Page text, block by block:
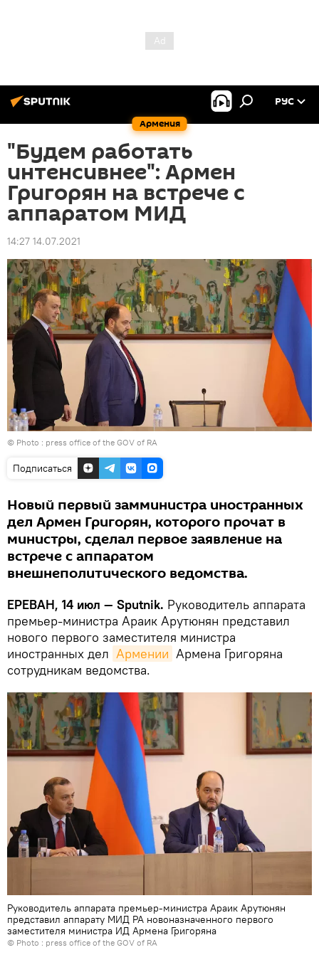
Армения
РУС
"Будем работать
интенсивнее": Армен
Григорян на встрече с
аппаратом МИД
14:27 14.07.2021
© Photo : press office of the GOV of RA
Подписаться
Новый первый замминистра иностранных
дел Армен Григорян, которого прочат в
министры, сделал первое заявление на
встрече с аппаратом
внешнеполитического ведомства.
ЕРЕВАН, 14 июл — Sputnik. Руководитель аппарата
премьер-министра Араик Арутюнян представил
нового первого заместителя министра
иностранных дел Армении Армена Григоряна
сотрудникам ведомства.
Руководитель аппарата премьер-министра Араик Арутюнян
представил аппарату МИД РА новоназначенного первого
заместителя министра ИД Армена Григоряна
© Photo : press office of the GOV of RA